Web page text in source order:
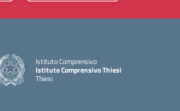
Istituto Comprensivo
Istituto Comprensivo Thiesi
Thiesi